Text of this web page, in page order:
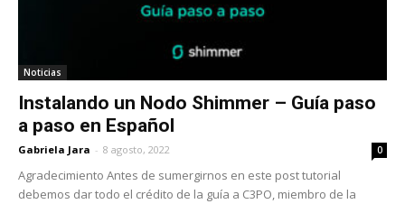
Noticias
Instalando un Nodo Shimmer – Guía paso
a paso en Español
Gabriela Jara - 8 agosto, 2022 0
Agradecimiento Antes de sumergirnos en este post tutorial
debemos dar todo el crédito de la guía a C3PO, miembro de la